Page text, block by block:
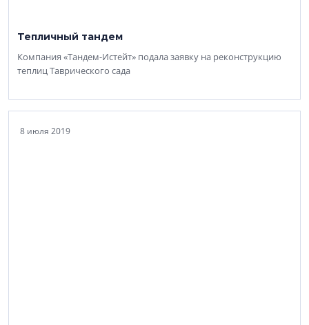
Тепличный тандем
Компания «Тандем-Истейт» подала заявку на реконструкцию
теплиц Таврического сада
8 июля 2019